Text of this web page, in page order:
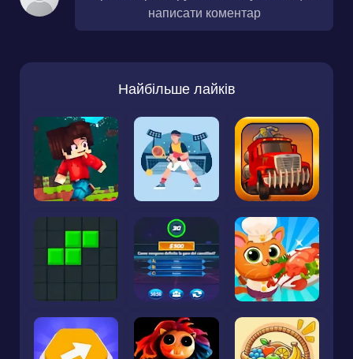
написати коментар
Найбільше лайків